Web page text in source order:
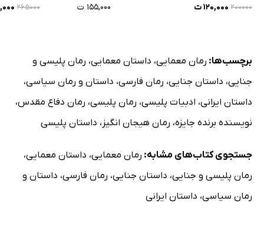
۲۰۰۰۰۰ ۱۲۰,۰۰۰ ت
۱۵۵,۰۰۰ ت
۲۶۵۰۰۰
برچسب‌ها: رمان معمایی، داستان معمایی، رمان پلیسی و
جنایی، داستان جنایی، رمان فارسی، داستان و رمان سیاسی،
داستان ایرانی، ادبیات پلیسی، رمان پلیسی، رمان دفاع مقدس،
نویسنده برنده جایزه، رمان هیجان انگیز ، داستان پلیسی
جستجوی کتاب‌های مشابه: رمان معمایی، داستان معمایی،
رمان پلیسی و جنایی، داستان جنایی، رمان فارسی، داستان و
رمان سیاسی، داستان ایرانی